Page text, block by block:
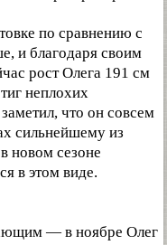
по сравнению с
и благодаря своим
рост Олега 191 см
неплохих
что он совсем
сильнейшему из
новом сезоне
в этом виде.
— в ноябре Олег